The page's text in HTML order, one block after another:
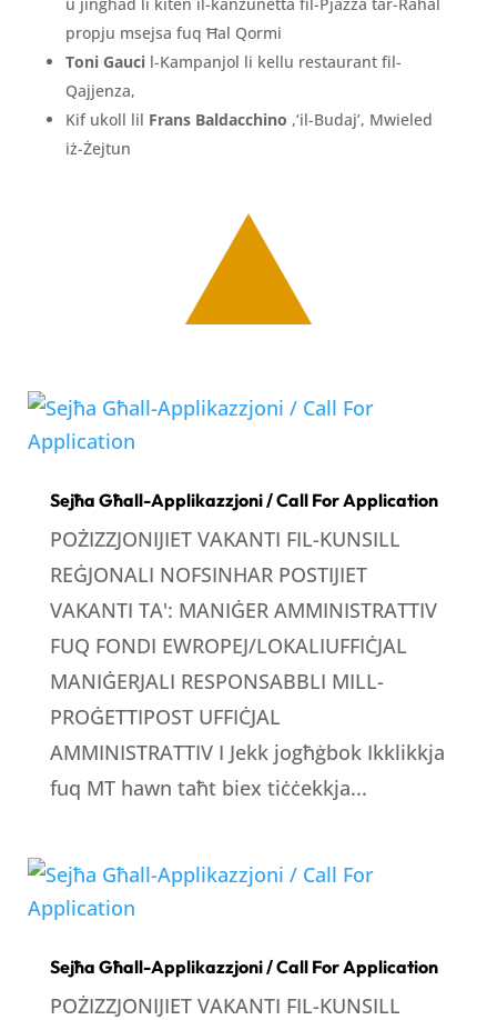
propju msejsa fuq Ħal Qormi
Toni Gaucil-Kampanjol li kellu restaurant fil-
Qajjenza,
Kif ukoll lil Frans Baldacchino ,‘il-Budaj’, Mwieled
iż-Żejtun
Sejħa Għall-Applikazzjoni / Call For Application
POŻIZZJONIJIET VAKANTI FIL-KUNSILL
REĠJONALI NOFSINHAR POSTIJIET
VAKANTI TA': MANIĠER AMMINISTRATTIV
FUQ FONDI EWROPEJ/LOKALIUFFIĊJAL
MANIĠERJALI RESPONSABBLI MILL-
PROĠETTIPOST UFFIĊJAL
AMMINISTRATTIV I Jekk jogħġbok Ikklikkja
fuq MT hawn taħt biex tiċċekkja...
Sejħa Għall-Applikazzjoni / Call For Application
POŻIZZJONIJIET VAKANTI FIL-KUNSILL